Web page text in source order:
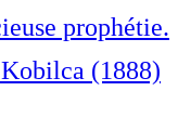
prophétie.
(1888)